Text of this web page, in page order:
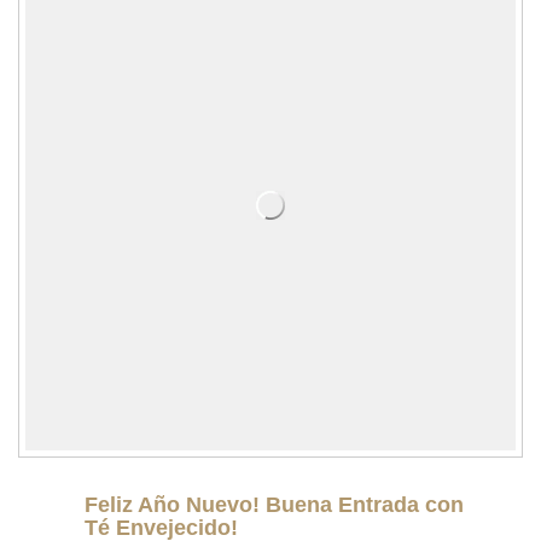
Feliz Año Nuevo! Buena Entrada con
Té Envejecido!